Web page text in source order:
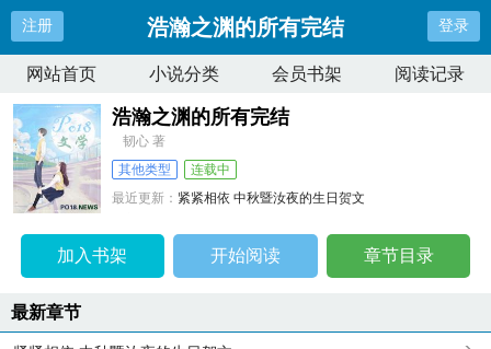
注册 浩瀚之渊的所有完结 登录
网站首页 小说分类 会员书架 阅读记录
浩瀚之渊的所有完结
韧心 著
其他类型
连载中
最近更新： 紧紧相依 中秋暨汝夜的生日贺文
加入书架 开始阅读 章节目录
最新章节